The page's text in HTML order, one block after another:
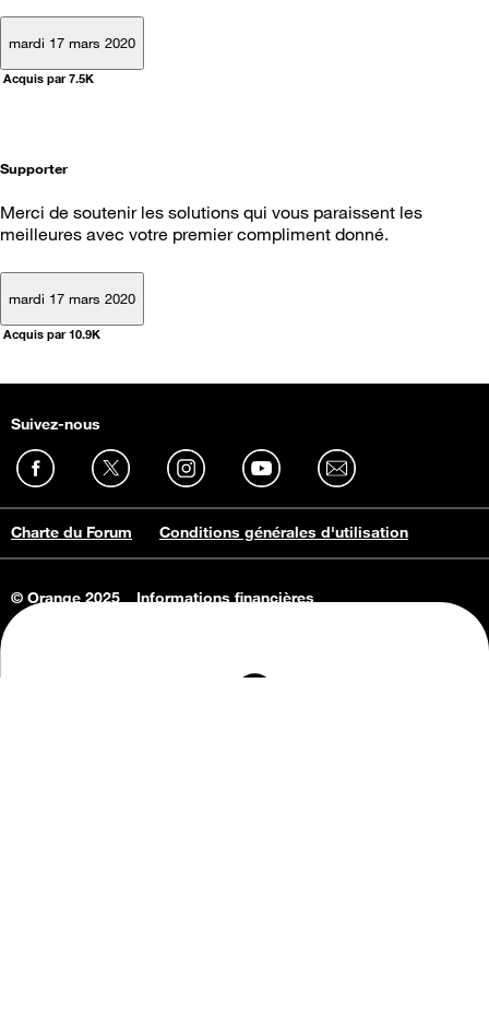
mardi 17 mars 2020
Acquis par 7.5K
Supporter
Merci de soutenir les solutions qui vous paraissent les
meilleures avec votre premier compliment donné.
mardi 17 mars 2020
Acquis par 10.9K
Suivez-nous
Charte du Forum Conditions générales d'utilisation
© Orange 2025
Informations financières